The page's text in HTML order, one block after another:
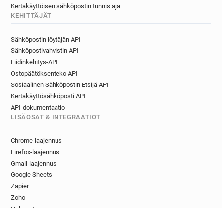
Kertakäyttöisen sähköpostin tunnistaja
KEHITTÄJÄT
Sähköpostin löytäjän API
Sähköpostivahvistin API
Liidinkehitys-API
Ostopäätöksenteko API
Sosiaalinen Sähköpostin Etsijä API
Kertakäyttösähköposti API
API-dokumentaatio
LISÄOSAT & INTEGRAATIOT
Chrome-laajennus
Firefox-laajennus
Gmail-laajennus
Google Sheets
Zapier
Zoho